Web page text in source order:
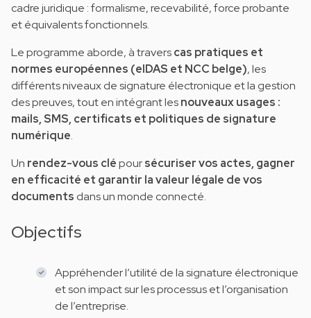
cadre juridique : formalisme, recevabilité, force probante
et équivalents fonctionnels.
Le programme aborde, à traverscas pratiques et
normes européennes (eIDAS et NCC belge), les
différents niveaux de signature électronique et la gestion
des preuves, tout en intégrant lesnouveaux usages :
mails, SMS, certificats et politiques de signature
numérique.
Un rendez-vous clépoursécuriser vos actes, gagner
en efficacité et garantir la valeur légale de vos
documents dans un monde connecté.
Objectifs
Appréhender l’utilité de la signature électronique
et son impact sur les processus et l’organisation
de l’entreprise.